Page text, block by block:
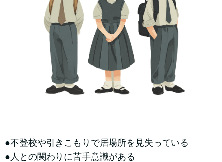
●不登校や引きこもりで居場所を見失っている
●人との関わりに苦手意識がある